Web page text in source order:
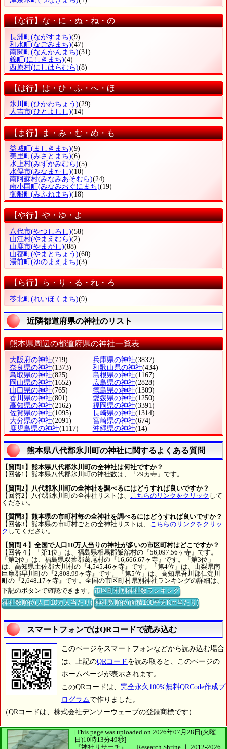
【な行】な・に・ぬ・ね・の
長洲町(ながすまち)(9)
和水町(なごみまち)(47)
南関町(なんかんまち)(31)
錦町(にしきまち)(4)
西原村(にしはらむら)(8)
【は行】は・ひ・ふ・へ・ほ
氷川町 (ひかわちょう)(29)
人吉市(ひとよしし)(14)
【ま行】ま・み・む・め・も
益城町 (ましきまち)(9)
美里町 (みさとまち)(6)
水上村(みずかみむら)(5)
水俣市(みなまたし)(10)
南阿蘇村(みなみあそむら)(24)
南小国町 (みなみおぐにまち)(19)
御船町 (みふねまち)(18)
【や行】や・ゆ・よ
八代市(やつしろし)(58)
山江村(やまえむら)(2)
山鹿市(やまがし)(88)
山都町 (やまとちょう)(60)
湯前町 (ゆのまえまち)(3)
【ら行】ら・り・る・れ・ろ
苓北町(れいほくまち)(9)
近隣都道府県の神社のリスト
熊本県周辺の都道府県の神社一覧表
大阪府の神社(719) 兵庫県の神社(3837)
奈良県の神社(1373) 和歌山県の神社(434)
鳥取県の神社(825) 島根県の神社(1167)
岡山県の神社(1652) 広島県の神社(2828)
山口県の神社(765) 徳島県の神社(1309)
香川県の神社(801) 愛媛県の神社(1250)
高知県の神社(2162) 福岡県の神社(3391)
佐賀県の神社(1095) 長崎県の神社(1314)
大分県の神社(2091) 宮崎県の神社(674)
鹿児島県の神社(1117) 沖縄県の神社(14)
熊本県八代郡氷川町の神社に関するよくある質問
【質問1】熊本県八代郡氷川町の全神社は何社ですか？
【回答1】熊本県八代郡氷川町の神社数は、「29カ寺」です。
【質問2】八代郡氷川町の全神社を調べるにはどうすれば良いですか？
【回答2】八代郡氷川町の全神社リストは、
こちらのリンクをクリック して
ください。
【質問3】熊本県の市町村毎の全神社を調べるにはどうすれば良いですか？
【回答3】熊本県の市町村ごとの全神社リストは、
こちらのリンクをクリッ
ク してください。
【質問４】全国で人口10万人当りの神社が多いの市区町村はどこですか？
【回答４】「第1位」は、福島県相馬郡飯舘村の『56,097.56ヶ寺』です。
「第2位」は、福島県双葉郡葛尾村の『16,666.67ヶ寺』です。「第3位」
は、高知県土佐郡大川村の『4,545.46ヶ寺』です。「第4位」は、山梨県南
巨摩郡早川町の『2,808.99ヶ寺』です。「第5位」は、高知県吾川郡仁淀川
町の『2,648.17ヶ寺』です。全国の市区町村県別神社ランキングの詳細は、
下記のボタンで確認できます。市区町村別神社数ランキング
神社数順位(人口10万人当たり) 神社数順位(面積100平方Km当たり)
スマートフォンではQRコードで読み込む
このページをスマートフォンなどから読み込む場合
は、上記のQRコード を読み取ると、このページの
ホームページが表示されます。
このQRコードは、 完全永久100%無料QRCode作成プ
ログラムで作りました。
（QRコードは、株式会社デンソーウェーブの登録商標です）
[This page was uploaded on 2026年07月28日(火曜
日)10時13分49秒]
『神社リサーチ』 ｜ Research Shrine ｜ 2012-2026